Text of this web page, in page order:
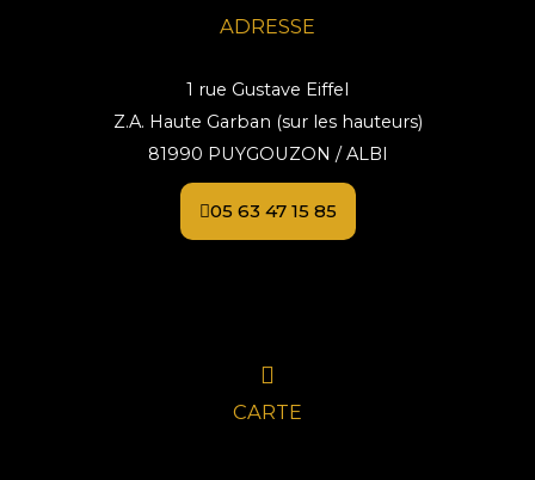
ADRESSE
1 rue Gustave Eiffel
Z.A. Haute Garban (sur les hauteurs)
81990 PUYGOUZON / ALBI
05 63 47 15 85
CARTE